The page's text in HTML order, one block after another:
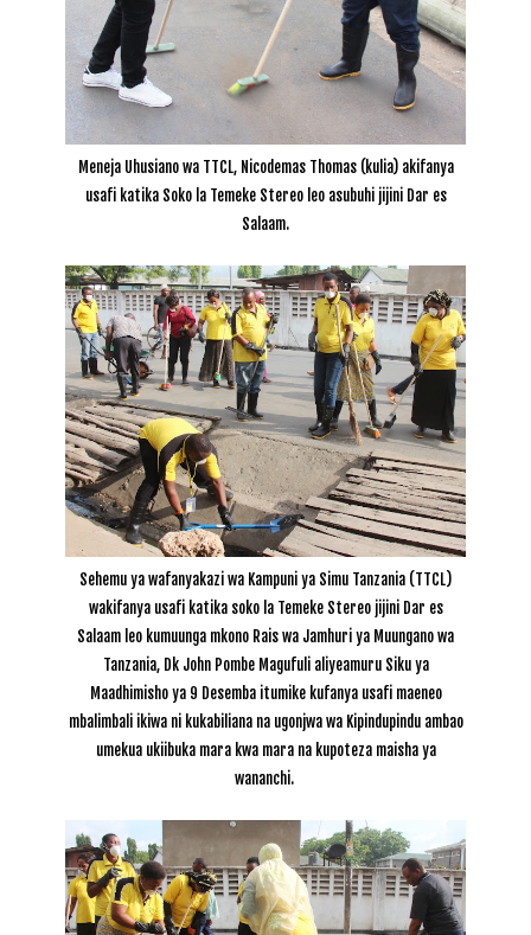
Meneja Uhusiano wa TTCL, Nicodemas Thomas (kulia) akifanya
usafi katika Soko la Temeke Stereo leo asubuhi jijini Dar es
Salaam.
Sehemu ya wafanyakazi wa Kampuni ya Simu Tanzania (TTCL)
wakifanya usafi katika soko la Temeke Stereo jijini Dar es
Salaam leo kumuunga mkono Rais wa Jamhuri ya Muungano wa
Tanzania, Dk John Pombe Magufuli aliyeamuru Siku ya
Maadhimisho ya 9 Desemba itumike kufanya usafi maeneo
mbalimbali ikiwa ni kukabiliana na ugonjwa wa Kipindupindu ambao
umekua ukiibuka mara kwa mara na kupoteza maisha ya
wananchi.